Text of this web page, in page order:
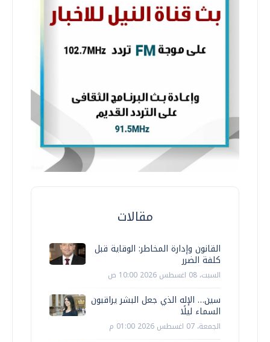
مقالات
القانون وإدارة المخاطر: الوقاية قبل
كلفة الضرر
السبت، 08 اغسطس 2026 10:00 ص
سين… الإله الذي جعل البشر يراقبون
السماء ليلًا
الجمعة، 07 اغسطس 2026 01:00 م